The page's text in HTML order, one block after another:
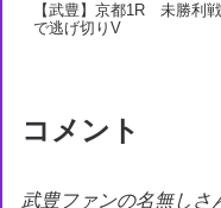
【武豊】京都1R 未勝利
で逃げ切りV
コメント
武豊ファンの名無しさ